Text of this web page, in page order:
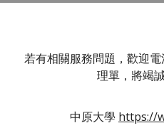
若有相關服務問題，歡迎
理單，將竭
中原大學 https://